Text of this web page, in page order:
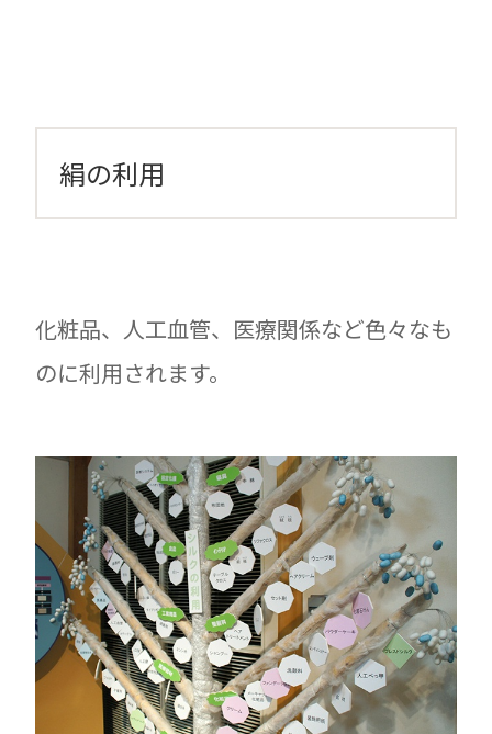
絹の利用
化粧品、人工血管、医療関係など色々なも
のに利用されます。